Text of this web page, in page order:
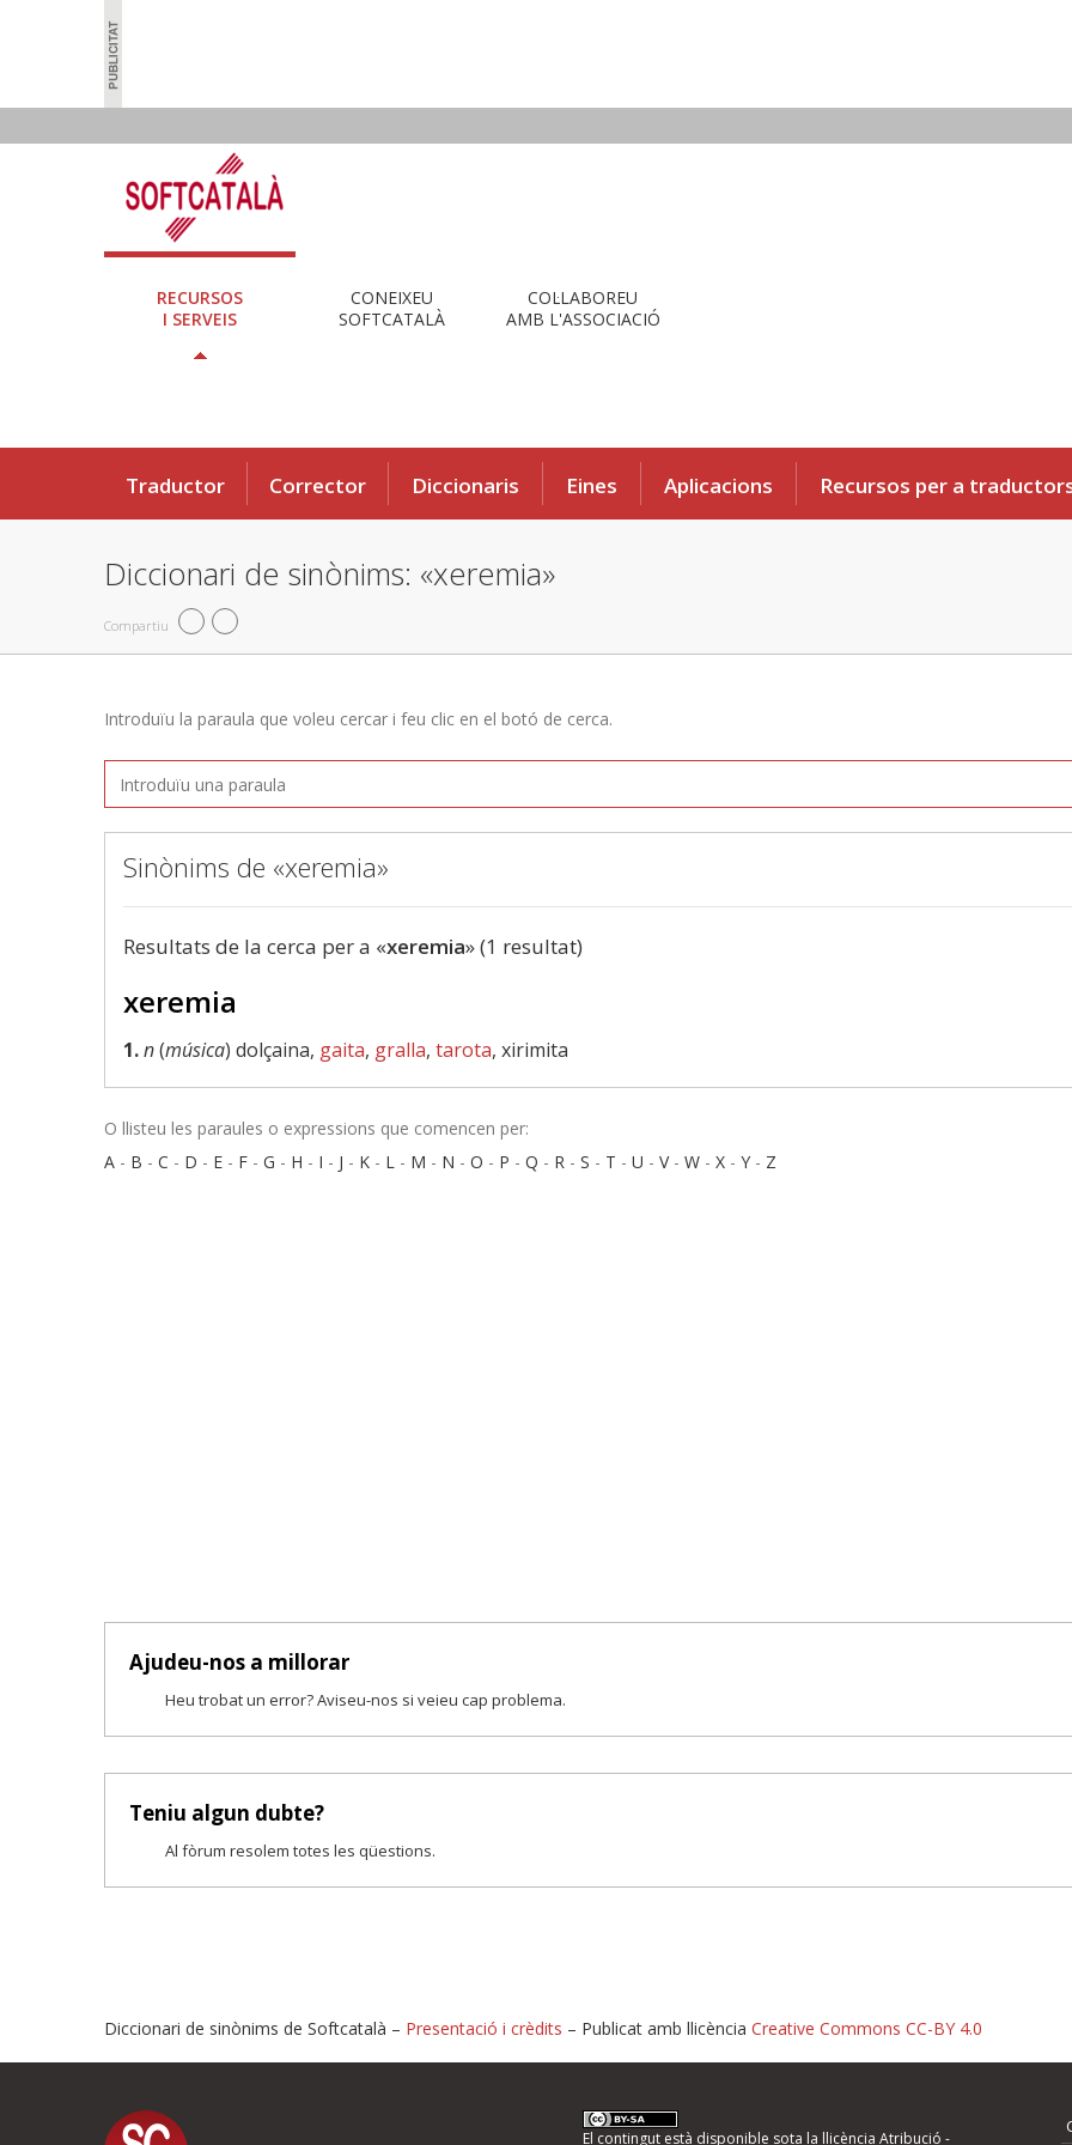
RECURSOS
I SERVEIS
CONEIXEU
SOFTCATALÀ
COL·LABOREU
AMB L'ASSOCIACIÓ
Traductor Corrector Diccionaris Eines Aplicacions Recursos per a
Diccionari de sinònims: «xeremia»
Compartiu
Introduïu la paraula que voleu cercar i feu clic en el botó de cerca.
Sinònims de «xeremia»
Resultats de la cerca per a «xeremia» (1 resultat)
xeremia
1.n(música) dolçaina, gaita, gralla, tarota, xirimita
O llisteu les paraules o expressions que comencen per:
A - B - C - D - E - F - G - H - I - J - K - L - M - N - O - P - Q - R - S - T - U - V- W - X - Y - Z
Ajudeu-nos a millorar
Heu trobat un error? Aviseu-nos si veieu cap problema.
Teniu algun dubte?
Al fòrum resolem totes les qüestions.
Proposeu-nos millores o informeu d'errors
Diccionari de sinònims de Softcatalà – Presentació i crèdits – Publicat amb llicència Creative Commons CC-BY 4.0
El contingut està disponible sota la llicència Atribució -